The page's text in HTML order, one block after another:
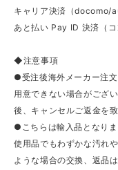
キャリア決済（docomo/
あと払い Pay ID 決済（コ
◆注意事項
●受注後海外メーカー注
用意できない場合がござ
後、キャンセルご返金を致
●こちらは輸入品となり
使用品でもわずかな汚れ
ような場合の交換、返品